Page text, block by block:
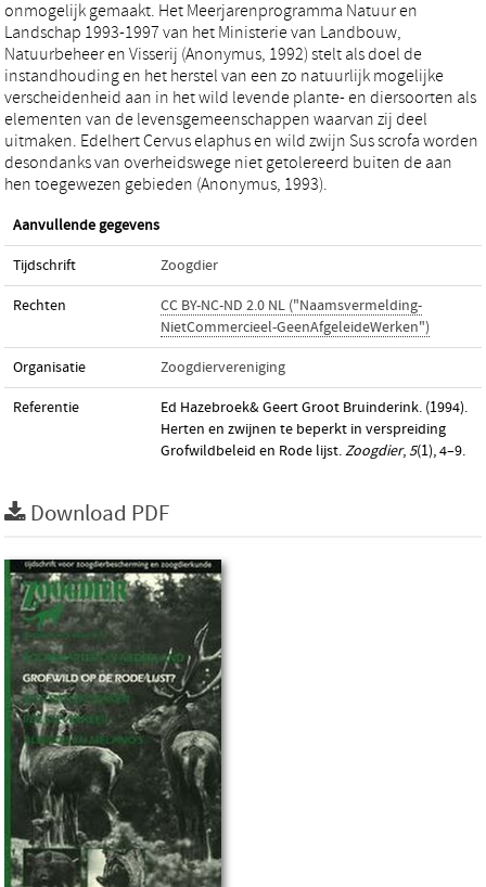
onmogelijk gemaakt. Het Meerjarenprogramma Natuur en
Landschap 1993-1997 van het Ministerie van Landbouw,
Natuurbeheer en Visserij (Anonymus, 1992) stelt als doel de
instandhouding en het herstel van een zo natuurlijk mogelijke
verscheidenheid aan in het wild levende plante- en diersoorten als
elementen van de levensgemeenschappen waarvan zij deel
uitmaken. Edelhert Cervus elaphus en wild zwijn Sus scrofa worden
desondanks van overheidswege niet getolereerd buiten de aan
hen toegewezen gebieden (Anonymus, 1993).
Aanvullende gegevens
Tijdschrift Zoogdier
Rechten
CC BY-NC-ND 2.0 NL ("Naamsvermelding-
NietCommercieel-GeenAfgeleideWerken")
Organisatie Zoogdiervereniging
Referentie
Ed Hazebroek& Geert Groot Bruinderink. (1994).
Herten en zwijnen te beperkt in verspreiding
Grofwildbeleid en Rode lijst.Zoogdier,5(1), 4–9.
Download PDF